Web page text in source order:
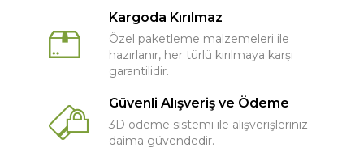
Kargoda Kırılmaz
Özel paketleme malzemeleri ile
hazırlanır, her türlü kırılmaya karşı
garantilidir.
Güvenli Alışveriş ve Ödeme
3D ödeme sistemi ile alışverişleriniz
daima güvendedir.